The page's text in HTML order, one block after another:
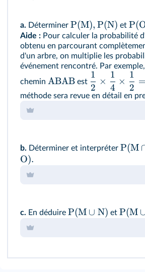
a. Déterminer P(M), P(N) et P(
Aide : Pour calculer la probabilité
obtenu en parcourant
d'un arbre, on multiplie les
événement rencontré. Par
chemin ABAB est
2
1
×
4
1
×
2
1
=
méthode sera revue en détail en
b. Déterminer et interpréter P(M
O).
c. En déduire P(M ∪ N) et P(M